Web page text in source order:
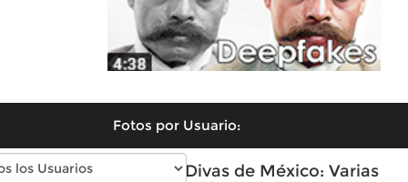
Fotos por Usuario:
Fotos antiguas de Divas de México: Varias